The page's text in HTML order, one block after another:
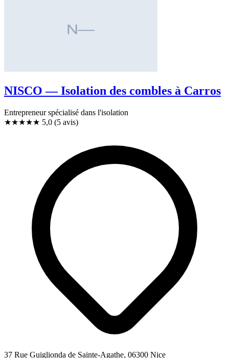
NISCO — Isolation des combles à Carros
Entrepreneur spécialisé dans l'isolation
★★★★★ 5,0 (5 avis)
37 Rue Guiglionda de Sainte-Agathe, 06300 Nice